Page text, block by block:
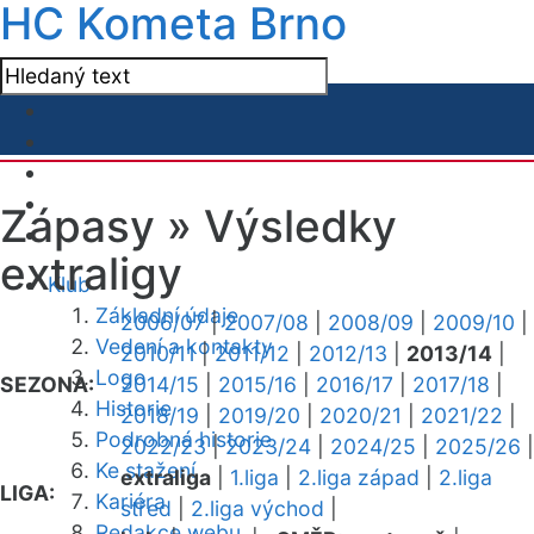
HC Kometa Brno
Klub
Základní údaje
Vedení a kontakty
Logo
Historie
Podrobná historie
Ke stažení
Kariéra
Zápasy » Výsledky
extraligy
SEZONA:
2006/07|2007/08 2008/09 2009/10
2010/11|2011/12 2012/13 2013/14
2014/15
2015/16 2016/17 2017/18
2018/19
2019/20 2020/21 2021/22
2022/23|2023/24 2024/25 2025/26
LIGA:
extraliga 1.liga 2.liga západ
2.liga
střed
2.liga východ